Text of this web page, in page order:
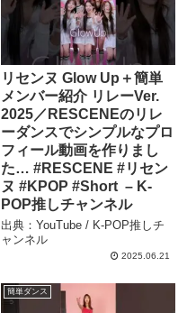
リセンヌ Glow Up＋簡単
メンバー紹介 リレーVer.
2025／RESCENEのリレ
ーダンスでシンプルなプロ
フィール動画を作りまし
た… #RESCENE #リセン
ヌ #KPOP #Short – K-
POP推しチャンネル
出典：YouTube / K-POP推しチ
ャンネル
2025.06.21
簡単ダンス